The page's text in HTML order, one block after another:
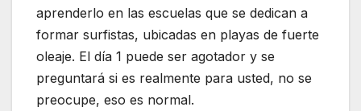
aprenderlo en las escuelas que se dedican a
formar surfistas, ubicadas en playas de fuerte
oleaje. El día 1 puede ser agotador y se
preguntará si es realmente para usted, no se
preocupe, eso es normal.